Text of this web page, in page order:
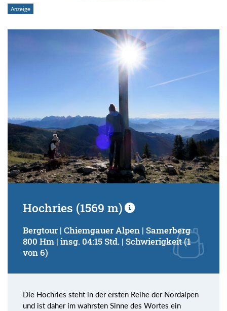
Hochries (1569 m)
Bergtour | Chiemgauer Alpen | Samerberg
800 Hm | insg. 04:15 Std. | Schwierigkeit (1
von 6)
Die Hochries steht in der ersten Reihe der Nordalpen
und ist daher im wahrsten Sinne des Wortes ein